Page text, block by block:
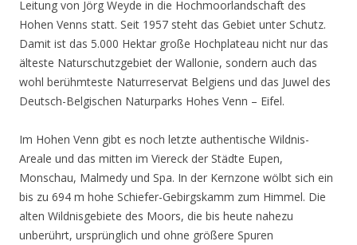
Leitung von Jörg Weyde in die Hochmoorlandschaft des
Hohen Venns statt. Seit 1957 steht das Gebiet unter Schutz.
Damit ist das 5.000 Hektar große Hochplateau nicht nur das
älteste Naturschutzgebiet der Wallonie, sondern auch das
wohl berühmteste Naturreservat Belgiens und das Juwel des
Deutsch-Belgischen Naturparks Hohes Venn – Eifel.
Im Hohen Venn gibt es noch letzte authentische Wildnis-
Areale und das mitten im Viereck der Städte Eupen,
Monschau, Malmedy und Spa. In der Kernzone wölbt sich ein
bis zu 694 m hohe Schiefer-Gebirgskamm zum Himmel. Die
alten Wildnisgebiete des Moors, die bis heute nahezu
unberührt, ursprünglich und ohne größere Spuren